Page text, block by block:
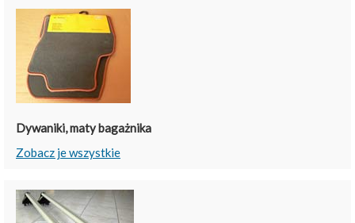
Dywaniki, maty bagażnika
Zobacz je wszystkie